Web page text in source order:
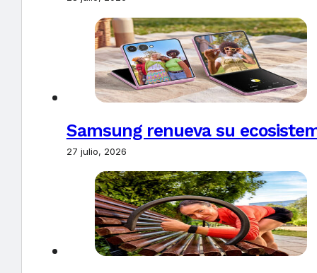
Samsung renueva su
27 julio, 2026